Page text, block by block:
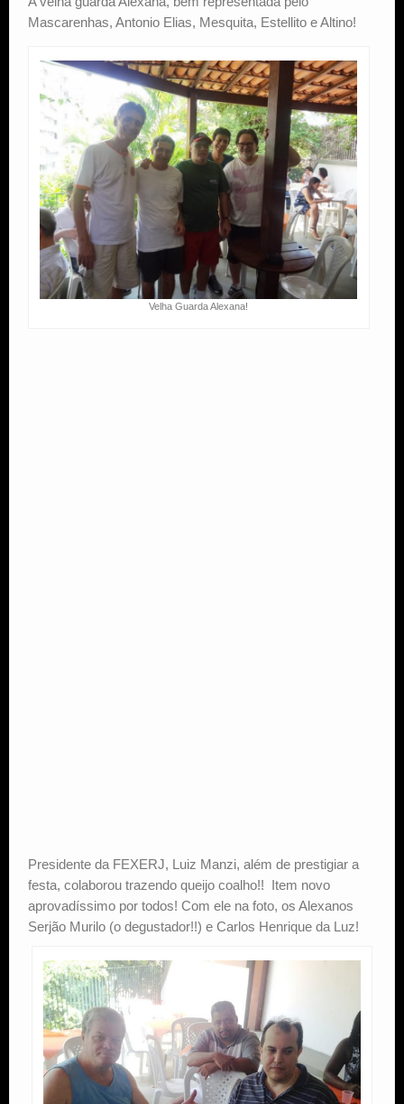
Mascarenhas, Antonio Elias, Mesquita, Estellito e Altino!
Velha Guarda Alexana!
Presidente da FEXERJ, Luiz Manzi, além de prestigiar a
festa, colaborou trazendo queijo coalho!! Item novo
aprovadíssimo por todos! Com ele na foto, os Alexanos
Serjão Murilo (o degustador!!) e Carlos Henrique da Luz!